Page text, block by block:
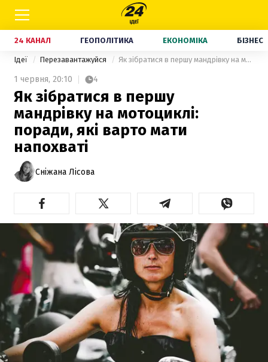
24 КАНАЛ ГЕОПОЛІТИКА ЕКОНОМІКА БІЗНЕС
Ідеї Перезавантажуйся Як зібратися в першу мандрівку на мотоциклі: поради, які варто мати напохваті
1 червня, 20:10 4
Як зібратися в першу
мандрівку на мотоциклі:
поради, які варто мати
напохваті
Сніжана Лісова